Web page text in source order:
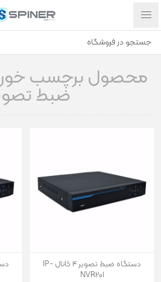
محصول برچسب
ضبط
دستگاه ضبط تصویر 4 کانال IP-
NVR201